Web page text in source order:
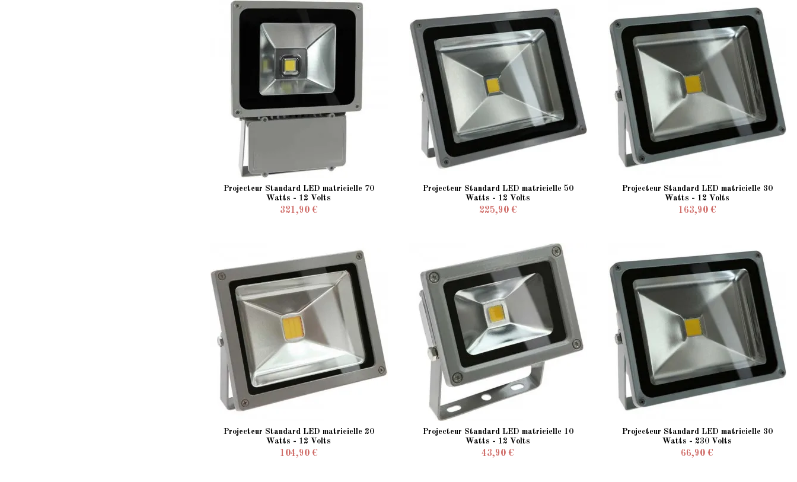
Projecteur Standard LED matricielle 70
Watts - 12 Volts
321,90 €
Projecteur Standard LED matricielle 50
Watts - 12 Volts
225,90 €
Projecteur Standard LED matricielle 30
Watts - 12 Volts
163,90 €
Projecteur Standard LED matricielle 20
Watts - 12 Volts
104,90 €
Projecteur Standard LED matricielle 10
Watts - 12 Volts
43,90 €
Projecteur Standard LED matricielle 30
Watts - 230 Volts
66,90 €